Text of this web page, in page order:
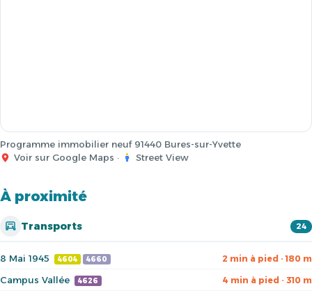
Programme immobilier neuf 91440 Bures-sur-Yvette
Voir sur Google Maps · Street View
À proximité
Transports 24
8 Mai 1945 4604 4660 2 min à pied · 180 m
Campus Vallée 4626 4 min à pied · 310 m